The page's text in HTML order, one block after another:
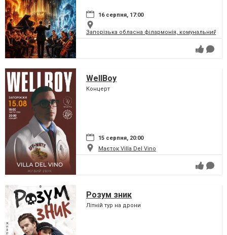
16 серпня, 17:00
Запорізька обласна філармонія, комунальний
WellBoy
Концерт
15 серпня, 20:00
Маєток Villa Del Vino
Розум зник
Літній тур на дрони